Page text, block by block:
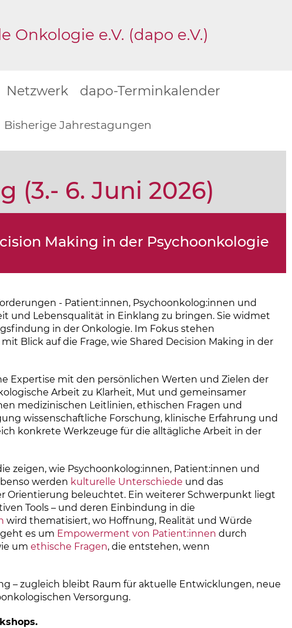
e.V. (dapo e.V.)
Netzwerk dapo-Terminkalender
Bisherige Jahrestagungen
(3.- 6. Juni 2026)
Making in der Psychoonkologie
- Patient:innen, Psychoonkolog:innen und
und Lebensqualität in Einklang zu bringen. Sie widmet
in der Onkologie. Im Fokus stehen
Blick auf die Frage, wie Shared Decision Making in der
Expertise mit den persönlichen Werten und Zielen der
Arbeit zu Klarheit, Mut und gemeinsamer
medizinischen Leitlinien, ethischen Fragen und
wissenschaftliche Forschung, klinische Erfahrung und
konkrete Werkzeuge für die alltägliche Arbeit in der
zeigen, wie Psychoonkolog:innen, Patient:innen und
werden kulturelle Unterschiede und das
Orientierung beleuchtet. Ein weiterer Schwerpunkt liegt
Tools – und deren Einbindung in die
wird thematisiert, wo Hoffnung, Realität und Würde
es um Empowerment von Patient:innen durch
um ethische Fragen, die entstehen, wenn
– zugleich bleibt Raum für aktuelle Entwicklungen, neue
Versorgung.